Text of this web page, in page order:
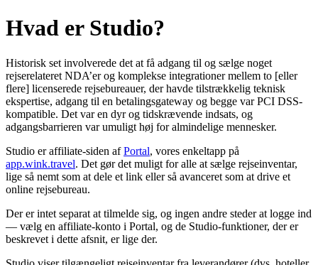
Hvad er Studio?
Historisk set involverede det at få adgang til og sælge noget
rejserelateret NDA’er og komplekse integrationer mellem to [eller
flere] licenserede rejsebureauer, der havde tilstrækkelig teknisk
ekspertise, adgang til en betalingsgateway og begge var PCI DSS-
kompatible. Det var en dyr og tidskrævende indsats, og
adgangsbarrieren var umuligt høj for almindelige mennesker.
Studio er affiliate-siden afPortal, vores enkeltapp på
app.wink.travel. Det gør det muligt for alle at sælge rejseinventar,
lige så nemt som at dele et link eller så avanceret som at drive et
online rejsebureau.
Der er intet separat at tilmelde sig, og ingen andre steder at logge ind
— vælg en affiliate-konto i Portal, og de Studio-funktioner, der er
beskrevet i dette afsnit, er lige der.